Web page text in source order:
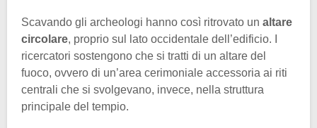
Scavando gli archeologi hanno così ritrovato un altare
circolare, proprio sul lato occidentale dell’edificio. I
ricercatori sostengono che si tratti di un altare del
fuoco, ovvero di un’area cerimoniale accessoria ai riti
centrali che si svolgevano, invece, nella struttura
principale del tempio.